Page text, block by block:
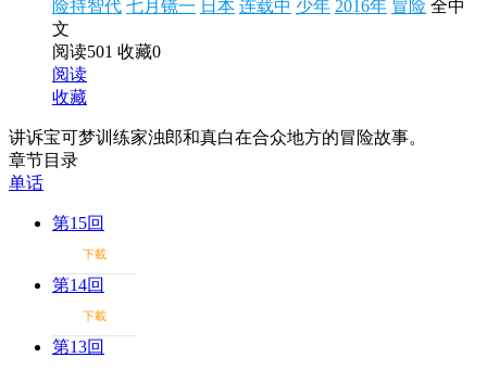
险持智代 七月镜一 日本 连载中 少年 2016年 冒险 全中
文
阅读501 收藏0
阅读
收藏
讲诉宝可梦训练家浊郎和真白在合众地方的冒险故事。
章节目录
单话
第15回
下載
第14回
下載
第13回